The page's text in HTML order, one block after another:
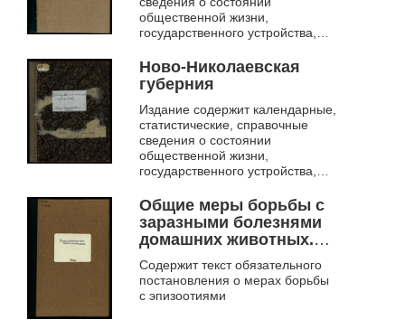
общественной жизни,
государственного устройства,
Ново-Николаевская
губерния
Издание содержит календарные,
статистические, справочные
сведения о состоянии
общественной жизни,
государственного устройства,
Общие меры борьбы с
заразными болезнями
домашних животных.
Обязательное
постановление
Сибирского
Содержит текст обязательного
постановления о мерах борьбы
с эпизоотиями